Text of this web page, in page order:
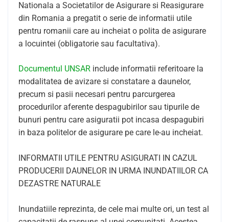
Nationala a Societatilor de Asigurare si Reasigurare
din Romania a pregatit o serie de informatii utile
pentru romanii care au incheiat o polita de asigurare
a locuintei (obligatorie sau facultativa).
Documentul UNSAR include informatii referitoare la
modalitatea de avizare si constatare a daunelor,
precum si pasii necesari pentru parcurgerea
procedurilor aferente despagubirilor sau tipurile de
bunuri pentru care asiguratii pot incasa despagubiri
in baza politelor de asigurare pe care le-au incheiat.
INFORMATII UTILE PENTRU ASIGURATI IN CAZUL
PRODUCERII DAUNELOR IN URMA INUNDATIILOR CA
DEZASTRE NATURALE
Inundatiile reprezinta, de cele mai multe ori, un test al